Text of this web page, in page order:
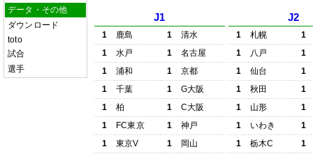
データ・その他
ダウンロード
toto
試合
選手
J1
1 鹿島 1
清水
1
水戸 1
名古屋
1
浦和 1
京都
1
千葉 1
G大阪
1
柏 1
C大阪
1
FC東京 1
神戸
1
東京V 1
岡山
J2
1 札幌
1
1
八戸
1
1
仙台
1
1
秋田
1
1
山形
1
1
いわき
1
1
栃木C
1